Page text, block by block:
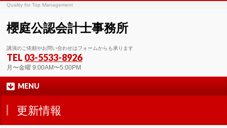
Quality for Top Management
櫻庭公認会計士事務所
講演のご依頼やお問い合わせはフォームからも承ります
TEL 03-5533-8926
月〜金曜 9:00AM〜5:00PM
MENU
更新情報